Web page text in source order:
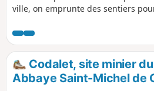
ville, on emprunte des sentiers
Ram.
Codalet, site minier
Abbaye Saint-Michel de